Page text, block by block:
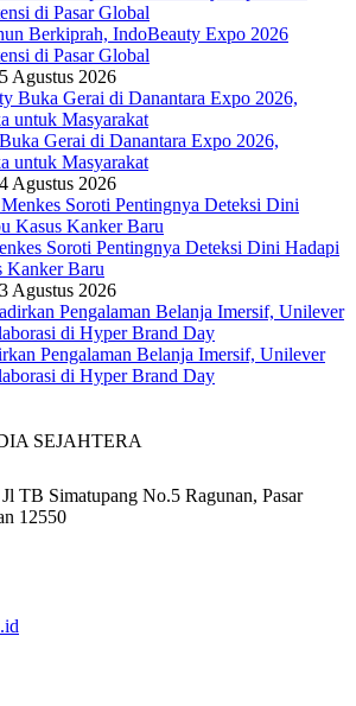
Berkiprah, IndoBeauty Expo 2026
di Pasar Global
5 Agustus 2026
Gerai di Danantara Expo 2026,
untuk Masyarakat
4 Agustus 2026
Soroti Pentingnya Deteksi Dini Hadapi
Kanker Baru
3 Agustus 2026
Pengalaman Belanja Imersif, Unilever
di Hyper Brand Day
SEJAHTERA
TB Simatupang No.5 Ragunan, Pasar
12550